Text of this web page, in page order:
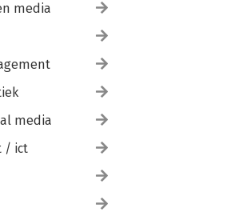
media
media
/ ict